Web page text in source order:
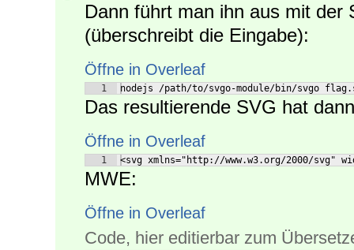
Dann führt man ihn aus mit der
(überschreibt die Eingabe):
Öffne in Overleaf
1 nodejs /path/to/svgo-module/bin/svgo
Das resultierende SVG hat
Öffne in Overleaf
1 <svg xmlns="http://www.w3.org/2000/svg"
MWE:
Öffne in Overleaf
Code, hier editierbar zum